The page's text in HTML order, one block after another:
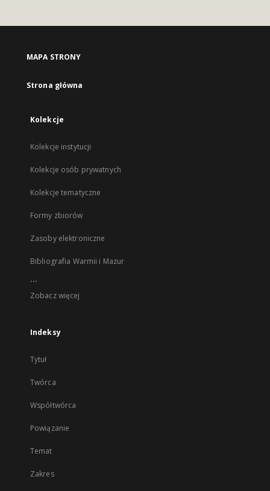
MAPA STRONY
Strona główna
Kolekcje
Kolekcje instytucji
Kolekcje osób prywatnych
Kolekcje tematyczne
Formy zbiorów
Zasoby elektroniczne
Bibliografia Warmii i Mazur
...
Zobacz więcej
Indeksy
Tytuł
Twórca
Współtwórca
Powiązanie
Temat
Zakres